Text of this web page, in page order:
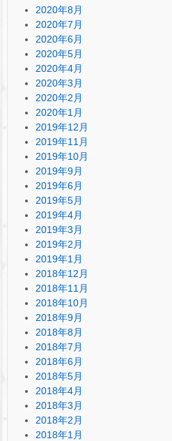
2020年8月
2020年7月
2020年6月
2020年5月
2020年4月
2020年3月
2020年2月
2020年1月
2019年12月
2019年11月
2019年10月
2019年9月
2019年6月
2019年5月
2019年4月
2019年3月
2019年2月
2019年1月
2018年12月
2018年11月
2018年10月
2018年9月
2018年8月
2018年7月
2018年6月
2018年5月
2018年4月
2018年3月
2018年2月
2018年1月